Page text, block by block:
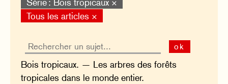
Tous les articles ×
ok
Bois tropicaux. — Les arbres des forêts
tropicales dans le monde entier.